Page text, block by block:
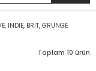
INDIE, BRIT, GRUNGE
Toplam 10 ürün